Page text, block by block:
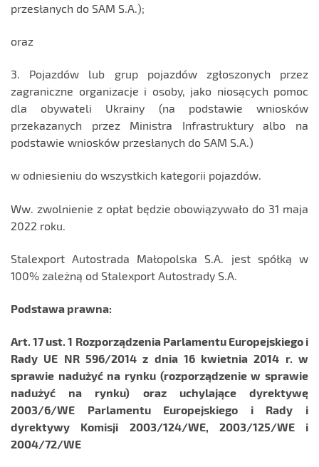
przesłanych do SAM S.A.);
oraz
3. Pojazdów lub grup pojazdów zgłoszonych przez
zagraniczne organizacje i osoby, jako niosących pomoc
dla obywateli Ukrainy (na podstawie wniosków
przekazanych przez Ministra Infrastruktury albo na
podstawie wniosków przesłanych do SAM S.A.)
w odniesieniu do wszystkich kategorii pojazdów.
Ww. zwolnienie z opłat będzie obowiązywało do 31 maja
2022 roku.
Stalexport Autostrada Małopolska S.A. jest spółką w
100% zależną od Stalexport Autostrady S.A.
Podstawa prawna:
Art. 17 ust. 1 Rozporządzenia Parlamentu Europejskiego i
Rady UE NR 596/2014 z dnia 16 kwietnia 2014 r. w
sprawie nadużyć na rynku (rozporządzenie w sprawie
nadużyć na rynku) oraz uchylające dyrektywę
2003/6/WE Parlamentu Europejskiego i Rady i
dyrektywy Komisji 2003/124/WE, 2003/125/WE i
2004/72/WE